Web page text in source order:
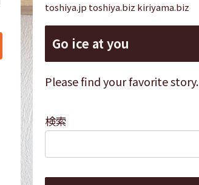
toshiya.jp toshiya.biz kiriyama.biz
Go ice at you
Please find your favorite story.
検索